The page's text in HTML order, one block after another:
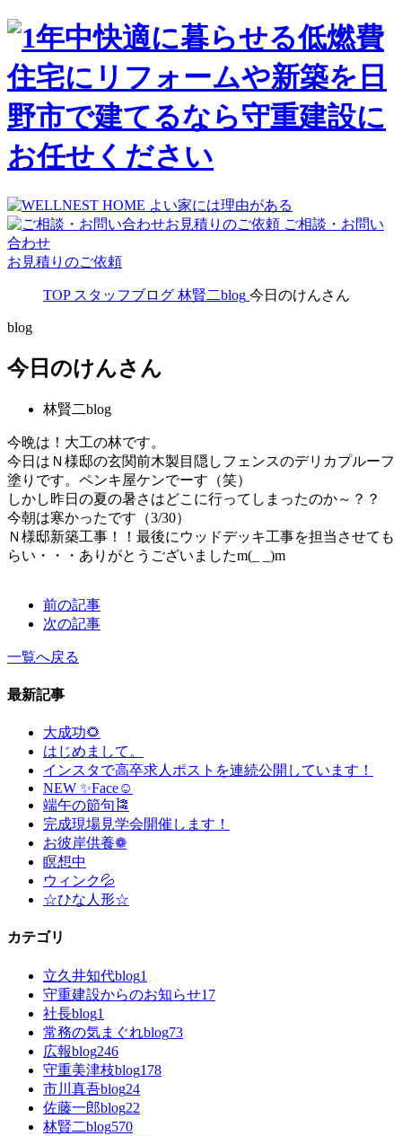
ご相談・お問い
合わせ
お見積りのご依頼
TOP スタッフブログ 林賢二blog 今日のけんさん
blog
今日のけんさん
林賢二blog
今晩は！大工の林です。
今日はＮ様邸の玄関前木製目隠しフェンスのデリカプルーフ
塗りです。ペンキ屋ケンでーす（笑）
しかし昨日の夏の暑さはどこに行ってしまったのか～？？
今朝は寒かったです（3/30）
Ｎ様邸新築工事！！最後にウッドデッキ工事を担当させても
らい・・・ありがとうございましたm(_ _)m
前の記事
次の記事
一覧へ戻る
最新記事
大成功🌻
はじめまして。
インスタで高卒求人ポストを連続公開しています！
NEW ✨Face☺
端午の節句🎏
完成現場見学会開催します！
お彼岸供養❁
瞑想中
ウィンク💦
☆ひな人形☆
カテゴリ
立久井知代blog1
守重建設からのお知らせ17
社長blog1
常務の気まぐれblog73
広報blog246
守重美津枝blog178
市川真吾blog24
佐藤一郎blog22
林賢二blog570